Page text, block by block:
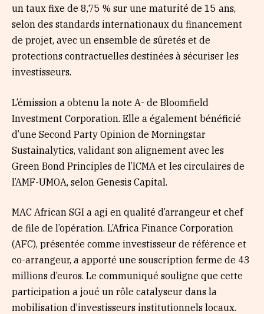
un taux fixe de 8,75 % sur une maturité de 15 ans,
selon des standards internationaux du financement
de projet, avec un ensemble de sûretés et de
protections contractuelles destinées à sécuriser les
investisseurs.
L’émission a obtenu la note A- de Bloomfield
Investment Corporation. Elle a également bénéficié
d’une Second Party Opinion de Morningstar
Sustainalytics, validant son alignement avec les
Green Bond Principles de l’ICMA et les circulaires de
l’AMF-UMOA, selon Genesis Capital.
MAC African SGI a agi en qualité d’arrangeur et chef
de file de l’opération. L’Africa Finance Corporation
(AFC), présentée comme investisseur de référence et
co-arrangeur, a apporté une souscription ferme de 43
millions d’euros. Le communiqué souligne que cette
participation a joué un rôle catalyseur dans la
mobilisation d’investisseurs institutionnels locaux.